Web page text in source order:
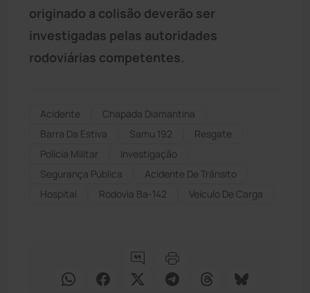
originado a colisão deverão ser
investigadas pelas autoridades
rodoviárias competentes.
Acidente
Chapada Diamantina
Barra Da Estiva
Samu 192
Resgate
Polícia Militar
Investigação
Segurança Pública
Acidente De Trânsito
Hospital
Rodovia Ba-142 Veículo De Carga